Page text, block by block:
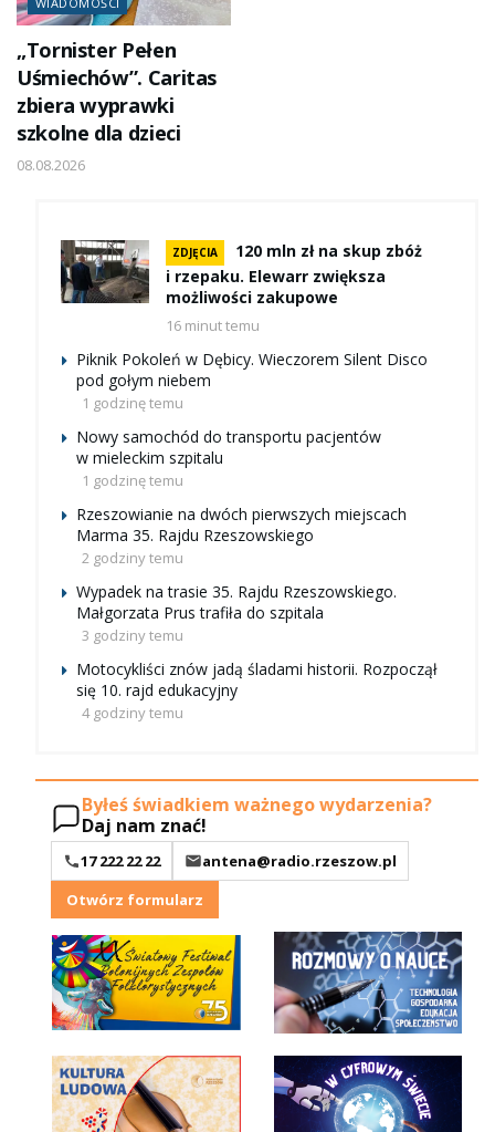
„Tornister Pełen
Uśmiechów”. Caritas
zbiera wyprawki
szkolne dla dzieci
08.08.2026
ZDJĘCIA
120 mln zł na skup zbóż
i rzepaku. Elewarr zwiększa
możliwości zakupowe
16 minut temu
Piknik Pokoleń w Dębicy. Wieczorem Silent Disco
pod gołym niebem
1 godzinę temu
Nowy samochód do transportu pacjentów
w mieleckim szpitalu
1 godzinę temu
Rzeszowianie na dwóch pierwszych miejscach
Marma 35. Rajdu Rzeszowskiego
2 godziny temu
Wypadek na trasie 35. Rajdu Rzeszowskiego.
Małgorzata Prus trafiła do szpitala
3 godziny temu
Motocykliści znów jadą śladami historii. Rozpoczął
się 10. rajd edukacyjny
4 godziny temu
Byłeś świadkiem ważnego wydarzenia?
Daj nam znać!
17 222 22 22
antena@radio.rzeszow.pl
Otwórz formularz